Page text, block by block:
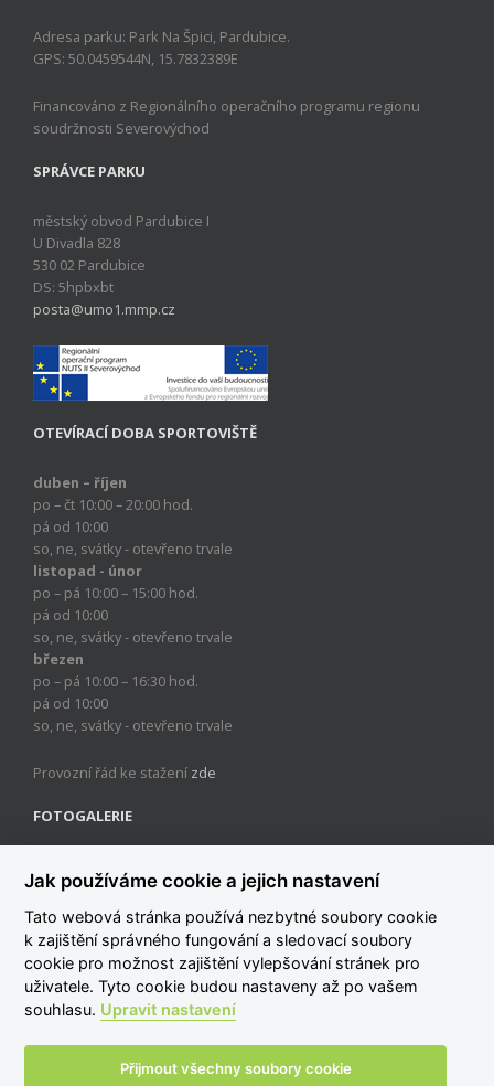
Adresa parku: Park Na Špici, Pardubice.
GPS: 50.0459544N, 15.7832389E
Financováno z Regionálního operačního programu regionu
soudržnosti Severovýchod
SPRÁVCE PARKU
městský obvod Pardubice I
U Divadla 828
530 02 Pardubice
DS: 5hpbxbt
posta@umo1.mmp.cz
OTEVÍRACÍ DOBA SPORTOVIŠTĚ
duben – říjen
po – čt 10:00 – 20:00 hod.
pá od 10:00
so, ne, svátky - otevřeno trvale
listopad - únor
po – pá 10:00 – 15:00 hod.
pá od 10:00
so, ne, svátky - otevřeno trvale
březen
po – pá 10:00 – 16:30 hod.
pá od 10:00
so, ne, svátky - otevřeno trvale
Provozní řád ke stažení zde
FOTOGALERIE
Copyright 2020 Magistrát města Pardubic | Všechna práva
vyhrazena | Úřad městského obvodu Pardubice I
Jak používáme cookie a jejich nastavení
Tato webová stránka používá nezbytné soubory cookie
k zajištění správného fungování a sledovací soubory
cookie pro možnost zajištění vylepšování stránek pro
uživatele. Tyto cookie budou nastaveny až po vašem
souhlasu. Upravit nastavení
Přijmout všechny soubory cookie